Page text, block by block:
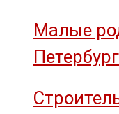
Малые